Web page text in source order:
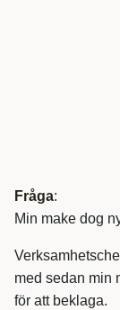
Fråga:
Min make dog
med sedan min
för att beklaga.